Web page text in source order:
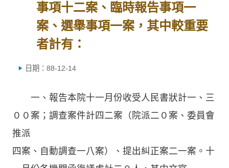
事項十二案、臨時報告事項一
案、選舉事項一案，其中較重要
者計有：
日期：88-12-14
一、報告本院十一月份收受人民書狀計一、三
００案；調查案件計四二案（院派二０案、委員會
推派
四案、自動調查一八案）、提出糾正案二一案。十